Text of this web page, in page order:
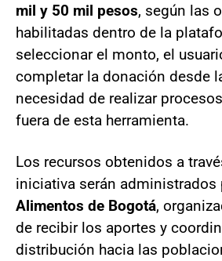
mil y 50 mil pesos, según las
habilitadas dentro de la
seleccionar el monto, el
completar la donación desde
necesidad de realizar
fuera de esta herramienta.
Los recursos obtenidos a
iniciativa serán administrados
Alimentos de Bogotá,
de recibir los aportes y
distribución hacia las